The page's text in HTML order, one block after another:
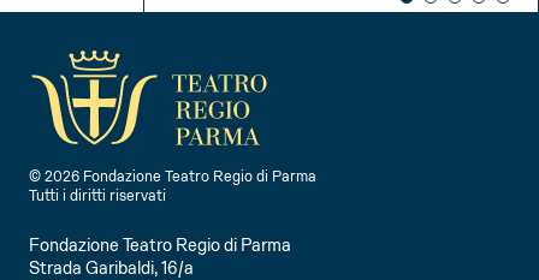
INFO
© 2026 Fondazione Teatro Regio di Parma
Tutti i diritti riservati
Fondazione Teatro Regio di Parma
Strada Garibaldi, 16/a